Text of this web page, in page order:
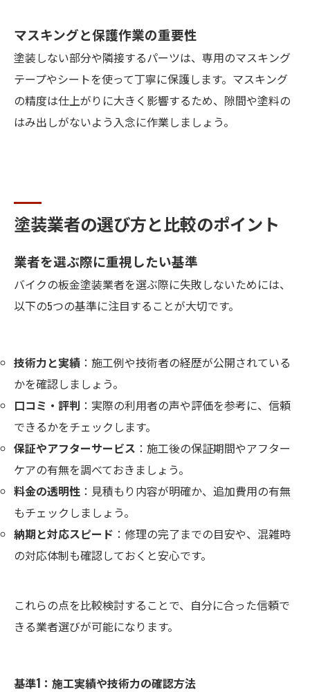
マスキングと保護作業の重要性
塗装しない部分や隣接するパーツは、専用のマスキング
テープやシートを使って丁寧に保護します。マスキング
の精度は仕上がりに大きく影響するため、隙間や塗料の
はみ出しがないよう入念に作業しましょう。
塗装業者の選び方と比較のポイント
業者を選ぶ際に重視したい基準
バイクの板金塗装業者を選ぶ際に失敗しないためには、
以下の5つの基準に注目することが大切です。
技術力と実績 ：施工例や技術者の経歴が公開されている
かを確認しましょう。
口コミ・評判 ：実際の利用者の声や評価を参考に、信頼
できるかをチェックします。
保証やアフターサービス ：施工後の保証期間やアフター
ケアの有無を調べておきましょう。
料金の透明性 ：見積もり内容が明確か、追加費用の有無
もチェックしましょう。
納期と対応スピード ：修理の完了までの目安や、混雑時
の対応体制も確認しておくと安心です。
これらの点を比較検討することで、自分に合った信頼で
きる業者選びが可能になります。
基準1：施工実績や技術力の確認方法